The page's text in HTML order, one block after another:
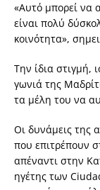
«Αυτό μπορεί να
είναι πολύ
κοινότητα»,
Την ίδια στιγμή,
γωνιά της
τα μέλη του να
Οι δυνάμεις της
που επιτρέπουν
απέναντι στην
ηγέτης των